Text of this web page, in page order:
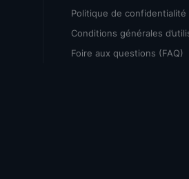
Politique de confidentialité
Conditions générales
Foire aux questions (FAQ)